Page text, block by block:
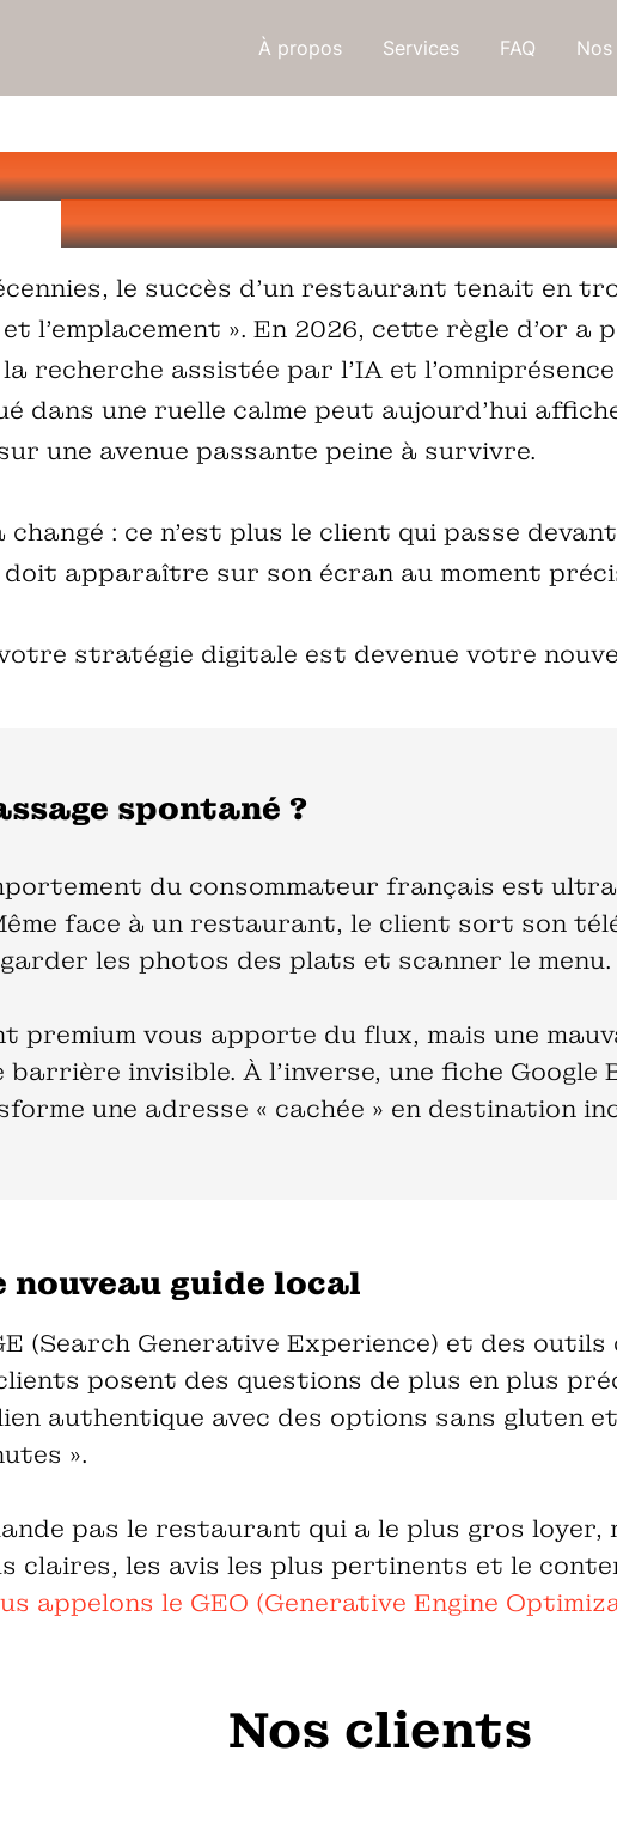
À propos Services FAQ
№ 1 ou Visibilité
pour son restaurant en
le succès d’un restaurant tenait en
et l’emplacement ». En 2026, cette règle d'or a
recherche assistée par l'IA et
dans une ruelle calme peut aujourd'hui
une avenue passante peine à survivre.
changé : ce n'est plus le client qui passe
apparaître sur son écran au moment
stratégie digitale est devenue votre
spontané ?
du consommateur français est
face à un restaurant, le client sort son
les photos des plats et scanner le menu.
premium vous apporte du flux, mais une
barrière invisible. À l'inverse, une fiche
une adresse « cachée » en destination
nouveau guide local
(Search Generative Experience) et des outils
posent des questions de plus en plus
authentique avec des options sans gluten
».
pas le restaurant qui a le plus gros loyer,
claires, les avis les plus pertinents et le
appelons le GEO (Generative Engine
Nos clients